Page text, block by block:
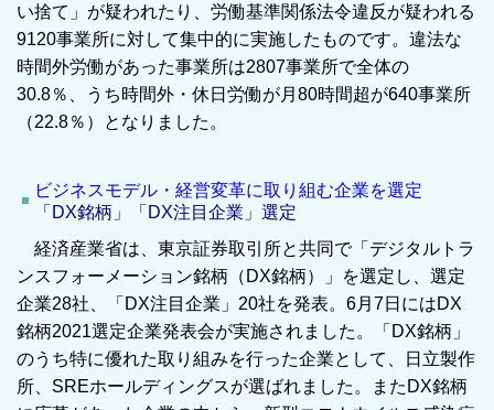
い捨て」が疑われたり、労働基準関係法令違反が疑われる
9120事業所に対して集中的に実施したものです。違法な
時間外労働があった事業所は2807事業所で全体の
30.8％、うち時間外・休日労働が月80時間超が640事業所
（22.8％）となりました。
ビジネスモデル・経営変革に取り組む企業を選定
「DX銘柄」「DX注目企業」選定
経済産業省は、東京証券取引所と共同で「デジタルトラ
ンスフォーメーション銘柄（DX銘柄）」を選定し、選定
企業28社、「DX注目企業」20社を発表。6月7日にはDX
銘柄2021選定企業発表会が実施されました。「DX銘柄」
のうち特に優れた取り組みを行った企業として、日立製作
所、SREホールディングスが選ばれました。またDX銘柄